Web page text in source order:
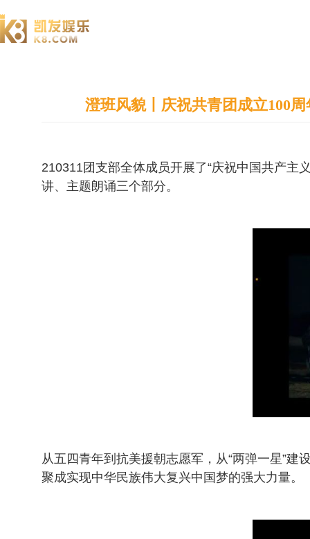
澄班风貌丨庆祝共青团成立100
210311团支部全体成员开展了“庆祝中国共产主
讲、主题朗诵三个部分。
从五四青年到抗美援朝志愿军，从“两弹一星”
聚成实现中华民族伟大复兴中国梦的强大力量。